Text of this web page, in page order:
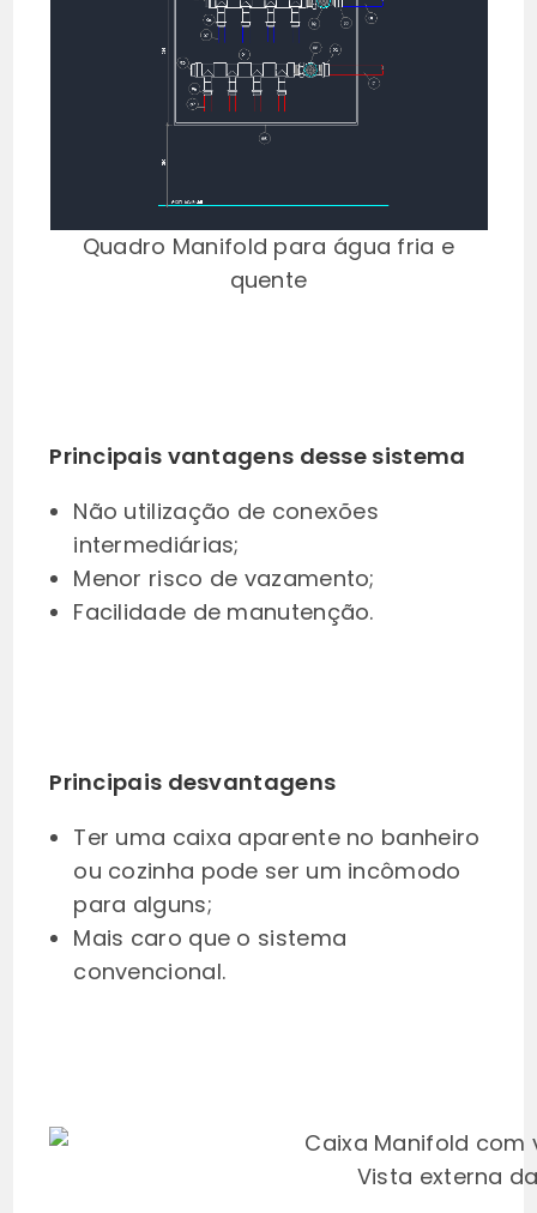
Quadro Manifold para água fria e
quente
Principais vantagens desse sistema
Não utilização de conexões
intermediárias;
Menor risco de vazamento;
Facilidade de manutenção.
Principais desvantagens
Ter uma caixa aparente no banheiro
ou cozinha pode ser um incômodo
para alguns;
Mais caro que o sistema
convencional.
Vista externa